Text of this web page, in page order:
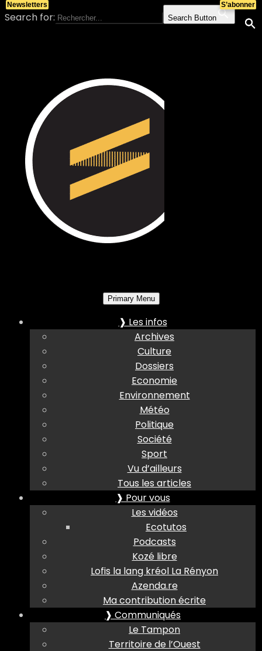
Search for: Search Button
Primary Menu
❱ Les infos
Archives
Culture
Dossiers
Economie
Environnement
Météo
Politique
Société
Sport
Vu d’ailleurs
Tous les articles
❱ Pour vous
Les vidéos
Ecotutos
Podcasts
Kozé libre
Lofis la lang kréol La Rényon
Azenda.re
Ma contribution écrite
❱ Communiqués
Le Tampon
Territoire de l’Ouest
S’abonner
Newsletters